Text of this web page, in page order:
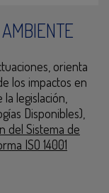
orienta
los impactos en
legislación,
Disponibles),
del Sistema de
ISO 14001